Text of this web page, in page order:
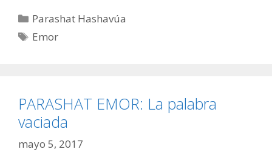
Categorías
Parashat Hashavúa
Etiquetas
Emor
PARASHAT EMOR: La palabra
vaciada
mayo 5, 2017